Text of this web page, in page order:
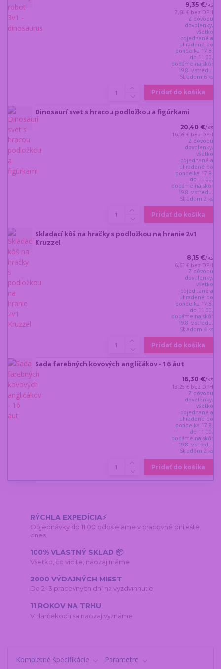
9,35 €/ks
7,60 € bez DPH
Z dôvodu
dovolenky,
všetko
objednané a
uhradené do
pondelka 17.8.
do 11:00,
dodáme najskôr
19.8. v stredu.
Skladom 6 ks
Pridať do košíka
Dinosaurí svet s hracou podložkou a figúrkami
20,40 €/ks
16,59 € bez DPH
Z dôvodu
dovolenky,
všetko
objednané a
uhradené do
pondelka 17.8.
do 11:00,
dodáme najskôr
19.8. v stredu.
Skladom 2 ks
Pridať do košíka
Skladací kôš na hračky s podložkou na hranie 2v1
Kruzzel
8,15 €/ks
6,63 € bez DPH
Z dôvodu
dovolenky,
všetko
objednané a
uhradené do
pondelka 17.8.
do 11:00,
dodáme najskôr
19.8. v stredu.
Skladom 4 ks
Pridať do košíka
Sada farebných kovových angličákov - 16 áut
16,30 €/ks
13,25 € bez DPH
Z dôvodu
dovolenky,
všetko
objednané a
uhradené do
pondelka 17.8.
do 11:00,
dodáme najskôr
19.8. v stredu.
Skladom 2 ks
Pridať do košíka
RÝCHLA EXPEDÍCIA⚡
Objednávky do 11:00 odosielame v pracovné dni ešte
dnes
100% VLASTNÝ SKLAD 📦
Všetko, čo vidíte, naozaj máme
2000 VÝDAJNÝCH MIEST
Do 2–3 pracovných dní na vyzdvihnutie
11 ROKOV NA TRHU
V darčekoch sa naozaj vyznáme
Kompletné špecifikácie Parametre